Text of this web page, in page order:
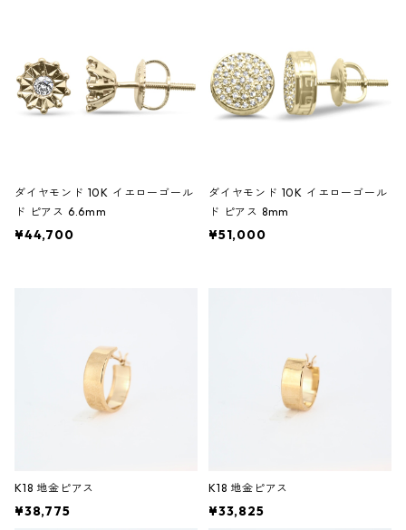
ダイヤモンド 10K イエローゴール
ド ピアス 6.6mm
¥44,700
ダイヤモンド 10K イエローゴール
ド ピアス 8mm
¥51,000
K18 地金ピアス
¥38,775
K18 地金ピアス
¥33,825